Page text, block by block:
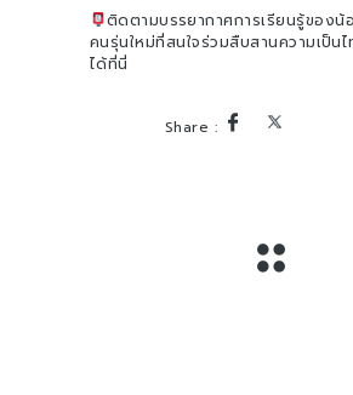
ติดตามบรรยากาศการเรียนรู้ของน้
คนรุ่นใหม่ที่สนใจร่วมสืบสานความเป็น
ได้ที่นี่